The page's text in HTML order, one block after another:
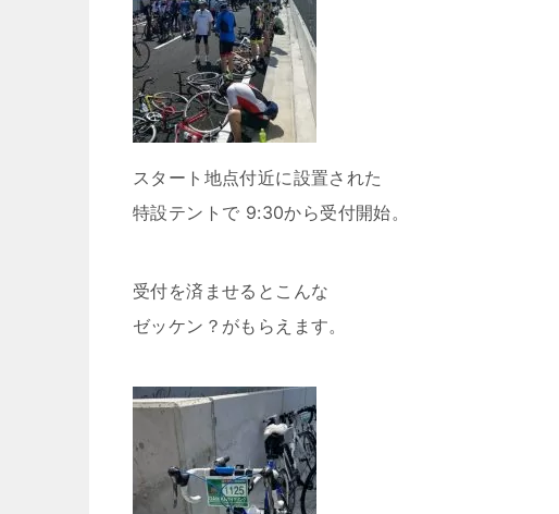
スタート地点付近に設置された
特設テントで 9:30から受付開始。
受付を済ませるとこんな
ゼッケン？がもらえます。